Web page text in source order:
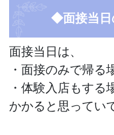
◆面接当日
面接当日は、
・面接のみで帰
・体験入店もす
かかると思ってい